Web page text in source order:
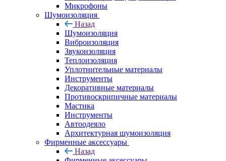
Микрофоны
Шумоизоляция
Назад
Шумоизоляция
Виброизоляция
Звукоизоляция
Теплоизоляция
Уплотнительные материалы
Инструменты
Декоративные материалы
Противоскрипичные материалы
Мастика
Инструменты
Автоодеяло
Архитектурная шумоизоляция
Фирменные аксессуары
Назад